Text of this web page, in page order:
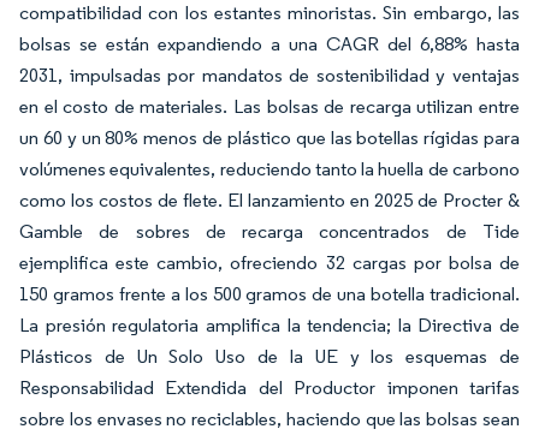
compatibilidad con los estantes minoristas. Sin embargo, las
bolsas se están expandiendo a una CAGR del 6,88% hasta
2031, impulsadas por mandatos de sostenibilidad y ventajas
en el costo de materiales. Las bolsas de recarga utilizan entre
un 60 y un 80% menos de plástico que las botellas rígidas para
volúmenes equivalentes, reduciendo tanto la huella de carbono
como los costos de flete. El lanzamiento en 2025 de Procter &
Gamble de sobres de recarga concentrados de Tide
ejemplifica este cambio, ofreciendo 32 cargas por bolsa de
150 gramos frente a los 500 gramos de una botella tradicional.
La presión regulatoria amplifica la tendencia; la Directiva de
Plásticos de Un Solo Uso de la UE y los esquemas de
Responsabilidad Extendida del Productor imponen tarifas
sobre los envases no reciclables, haciendo que las bolsas sean